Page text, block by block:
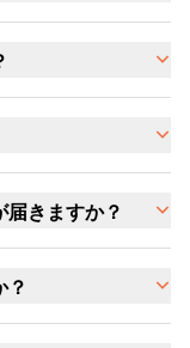
きますか？
？